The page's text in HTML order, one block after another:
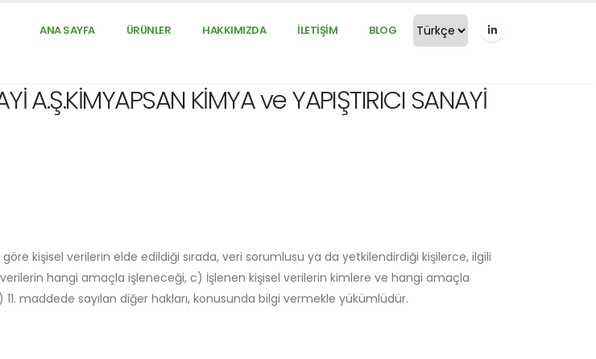
ANA SAYFA ÜRÜNLER HAKKIMIZDA İLETİŞİM BLOG
A.Ş.KİMYAPSAN KİMYA ve YAPIŞTIRICI SANAYİ
kişisel verilerin elde edildiği sırada, veri sorumlusu ya da yetkilendirdiği kişilerce, ilgili
hangi amaçla işleneceği, c) İşlenen kişisel verilerin kimlere ve hangi amaçla
maddede sayılan diğer hakları, konusunda bilgi vermekle yükümlüdür.